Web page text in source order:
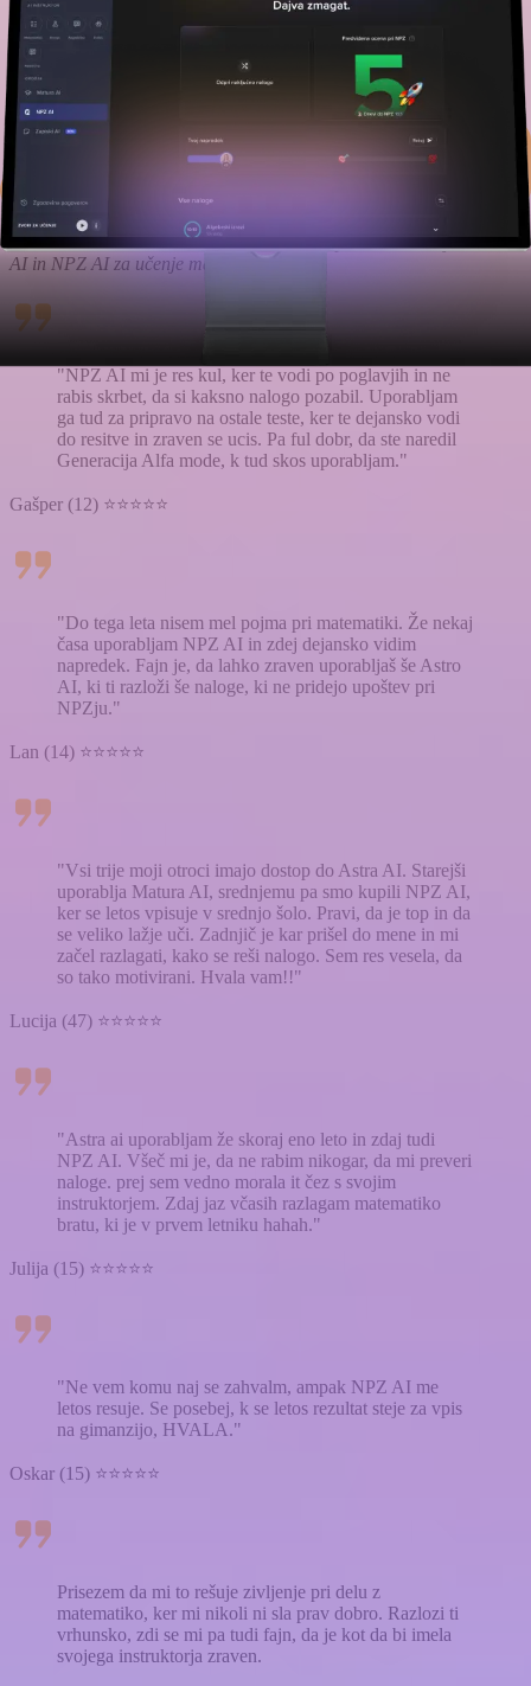
Prilagojeno za uspeh na NPZ-ju v 6. ali 9.
razredu
Personalizirana pomoč, prilagojena tvojemu tempu in potrebam. Kot
pravi osebni inštruktor te vodi skozi ključne teme in naloge NPZ-ja,
da samozavestno napreduješ in dosežeš svoje cilje.
Kaj pravijo naši uporabniki
Več kot11.296.000slovenskih dijakov je že poskusilo orodja Astra
AI in NPZ AI za učenje matematike.
"NPZ AI mi je res kul, ker te vodi po poglavjih in ne
rabis skrbet, da si kaksno nalogo pozabil. Uporabljam
ga tud za pripravo na ostale teste, ker te dejansko vodi
do resitve in zraven se ucis. Pa ful dobr, da ste naredil
Generacija Alfa mode, k tud skos uporabljam."
Gašper (12) ⭐⭐⭐⭐⭐
"Do tega leta nisem mel pojma pri matematiki. Že nekaj
časa uporabljam NPZ AI in zdej dejansko vidim
napredek. Fajn je, da lahko zraven uporabljaš še Astro
AI, ki ti razloži še naloge, ki ne pridejo upoštev pri
NPZju."
Lan (14) ⭐⭐⭐⭐⭐
"Vsi trije moji otroci imajo dostop do Astra AI. Starejši
uporablja Matura AI, srednjemu pa smo kupili NPZ AI,
ker se letos vpisuje v srednjo šolo. Pravi, da je top in da
se veliko lažje uči. Zadnjič je kar prišel do mene in mi
začel razlagati, kako se reši nalogo. Sem res vesela, da
so tako motivirani. Hvala vam!!"
Lucija (47) ⭐⭐⭐⭐⭐
"Astra ai uporabljam že skoraj eno leto in zdaj tudi
NPZ AI. Všeč mi je, da ne rabim nikogar, da mi preveri
naloge. prej sem vedno morala it čez s svojim
instruktorjem. Zdaj jaz včasih razlagam matematiko
bratu, ki je v prvem letniku hahah."
Julija (15) ⭐⭐⭐⭐⭐
"Ne vem komu naj se zahvalm, ampak NPZ AI me
letos resuje. Se posebej, k se letos rezultat steje za vpis
na gimanzijo, HVALA."
Oskar (15) ⭐⭐⭐⭐⭐
Prisezem da mi to rešuje zivljenje pri delu z
matematiko, ker mi nikoli ni sla prav dobro. Razlozi ti
vrhunsko, zdi se mi pa tudi fajn, da je kot da bi imela
svojega instruktorja zraven.